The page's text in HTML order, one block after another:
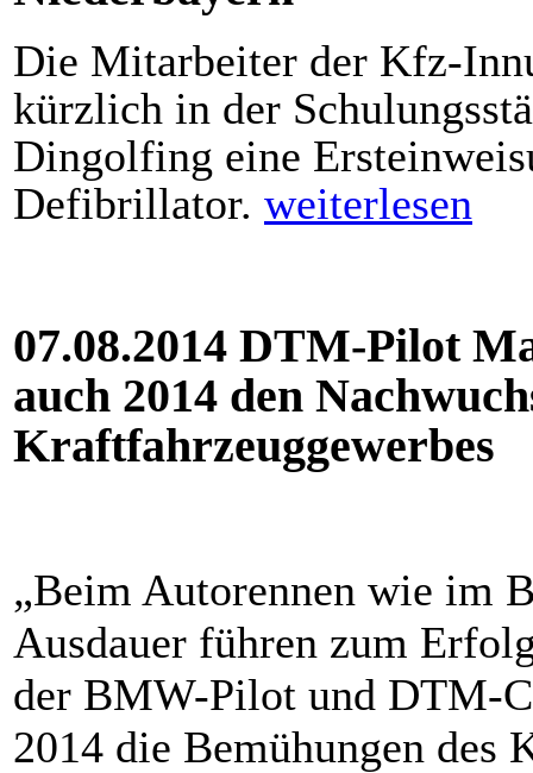
Die Mitarbeiter der Kfz-
kürzlich in der
Dingolfing eine
Defibrillator. weiterlesen
07.08.2014 DTM-Pilot
auch 2014 den
Kraftfahrzeuggewerbes
„Beim Autorennen wie im
Ausdauer führen zum
der BMW-Pilot und DTM-
2014 die Bemühungen des